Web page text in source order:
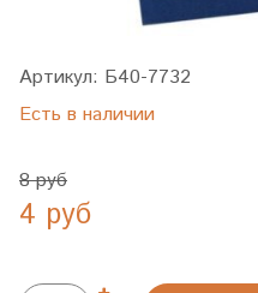
Артикул: Б40-7732
Есть в наличии
8 руб
4 руб